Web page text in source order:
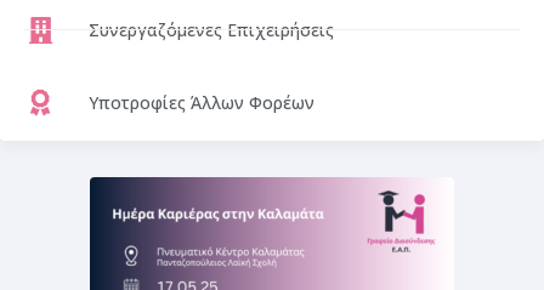
Συνεργαζόμενες Επιχειρήσεις
Υποτροφίες Άλλων Φορέων